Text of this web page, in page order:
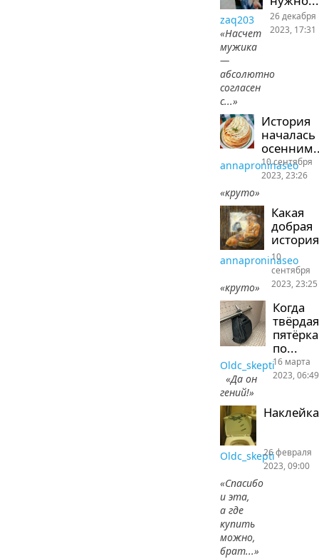
zaq203
«Насчет
мужика
—
абсолютно
согласен
с...»
26 декабря
2023, 17:31
История
началась
annaproninaseo
«круто»
10 сентября
2023, 23:26
Какая
добрая
история
annaproninaseo
«круто»
10
сентября
2023, 23:25
Когда
твёрдая
пятёрка
по...
Oldc_skepti
«Да он
гений!»
16 марта
2023, 06:49
Наклейка
Oldc_skepti
«Спасибо
и эта,
а где
купить
можно,
брат...»
26 февраля
2023, 09:00